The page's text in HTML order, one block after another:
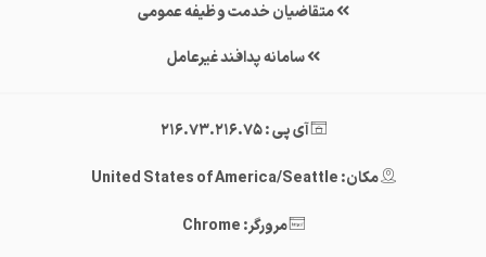
متقاضیان خدمت وظیفه عمومی
سامانه پدافند غیرعامل
آی پی : 216.73.216.75
مکان: United States of America/Seattle
مرورگر: Chrome